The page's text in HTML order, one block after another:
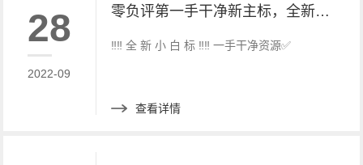
28
2022-09
零负评第一手干净新主标，全新白标 快速搭建， 优惠中快来联系
‼️‼️ 全 新 小 白 标 ‼️‼️ 一手干净资源✅
查看详情